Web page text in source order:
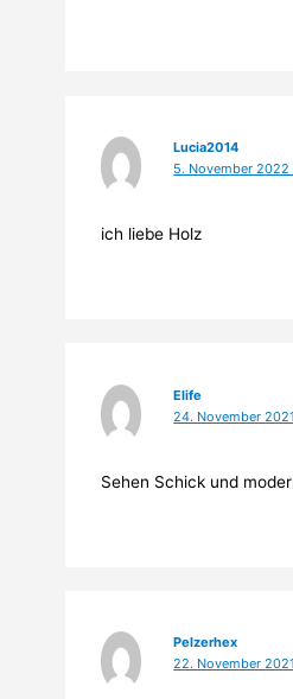
Lucia2014
5. November 2022
ich liebe Holz
Elife
24. November
Sehen Schick und
Pelzerhex
22. November